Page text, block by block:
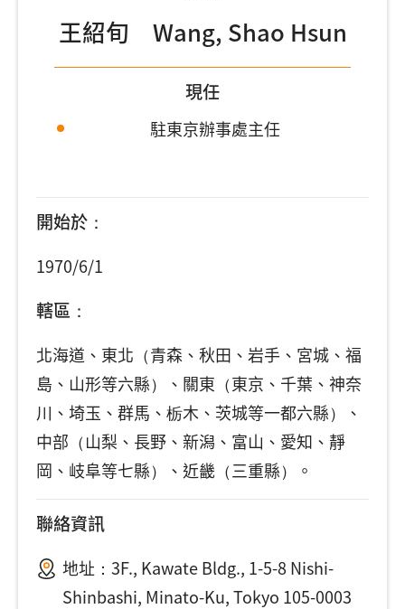
王紹旬 Wang, Shao Hsun
現任
駐東京辦事處主任
開始於：
1970/6/1
轄區：
北海道、東北（青森、秋田、岩手、宮城、福
島、山形等六縣）、關東（東京、千葉、神奈
川、埼玉、群馬、栃木、茨城等一都六縣）、
中部（山梨、長野、新潟、富山、愛知、靜
岡、岐阜等七縣）、近畿（三重縣）。
聯絡資訊
地址： 3F., Kawate Bldg., 1-5-8 Nishi-
Shinbashi, Minato-Ku, Tokyo 105-0003